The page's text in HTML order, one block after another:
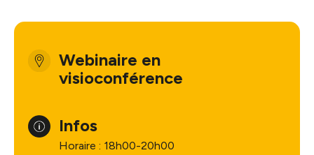
Webinaire en
visioconférence
Infos
Horaire : 18h00-20h00